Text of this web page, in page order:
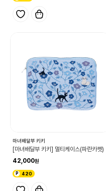
마녀배달부 키키
[마녀배달부 키키] 멀티케이스(파란카펫)
42,000
420